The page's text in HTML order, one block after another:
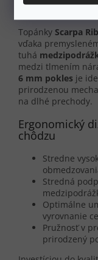
trekingovej
Topánky Scarpa
vďaka
tuhá
medzi tlmením
6 mm pokles je
prirodzenou
na dlhé prechody.
Ergonomický
chôdzu
Stredne
Stredná
Optimálne
vyrovnanie
Pružnosť v
prirodzený